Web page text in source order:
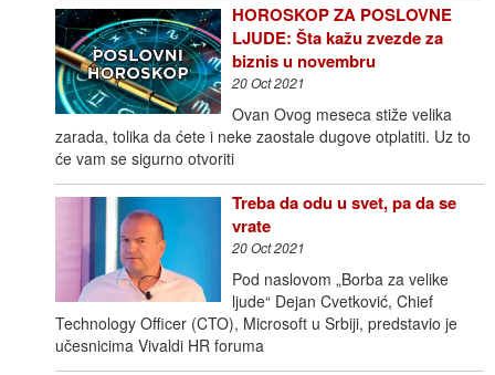
HOROSKOP ZA POSLOVNE
LJUDE: Šta kažu zvezde za
biznis u novembru
20 Oct 2021
Ovan Ovog meseca stiže velika
zarada, tolika da ćete i neke zaostale dugove otplatiti. Uz to
će vam se sigurno otvoriti
Treba da odu u svet, pa da se
vrate
20 Oct 2021
Pod naslovom „Borba za velike
ljude“ Dejan Cvetković, Chief
Technology Officer (CTO), Microsoft u Srbiji, predstavio je
učesnicima Vivaldi HR foruma